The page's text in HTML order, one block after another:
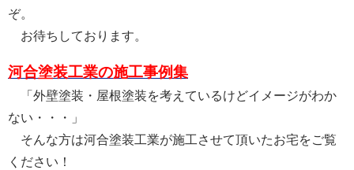
ぞ。
お待ちしております。
河合塗装工業の施工事例集
「外壁塗装・屋根塗装を考えているけどイメージがわか
ない・・・」
そんな方は河合塗装工業が施工させて頂いたお宅をご覧
ください！